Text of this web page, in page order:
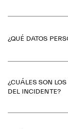
¿QUÉ DATOS
¿CUÁLES SON
DEL INCIDENTE?